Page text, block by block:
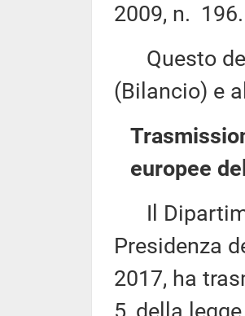
2009, n. 196.
Questo
(Bilancio) e
europee
Il
Presidenza
2017, ha